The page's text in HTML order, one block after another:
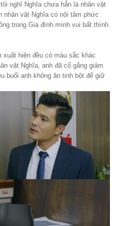
nghĩ Nghĩa chưa hẳn là nhân vật
nhân vật Nghĩa có nội tâm phức
trong Gia đình mình vui bất thình
xuất hiện đều có màu sắc khác
vật Nghĩa, anh đã cố gắng giảm
buổi anh không ăn tinh bột để giữ